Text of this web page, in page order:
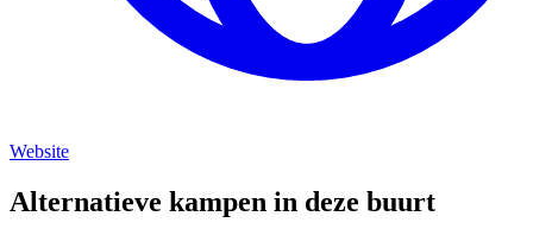
Website
Alternatieve kampen in deze buurt